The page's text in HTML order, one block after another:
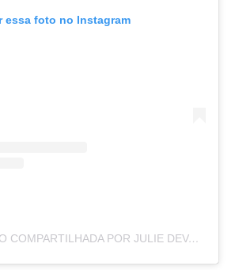
essa foto no Instagram
UMA PUBLICAÇÃO COMPARTILHADA POR JULIE DEVANEY HOGAN (@JULESD433)